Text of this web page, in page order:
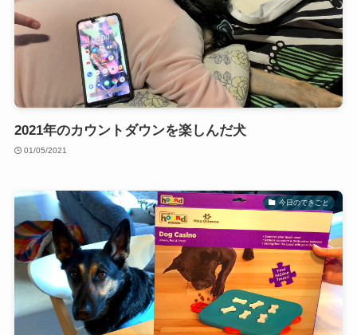
2021年のカウントダウンを楽しんだ犬
01/05/2021
今日のできごと